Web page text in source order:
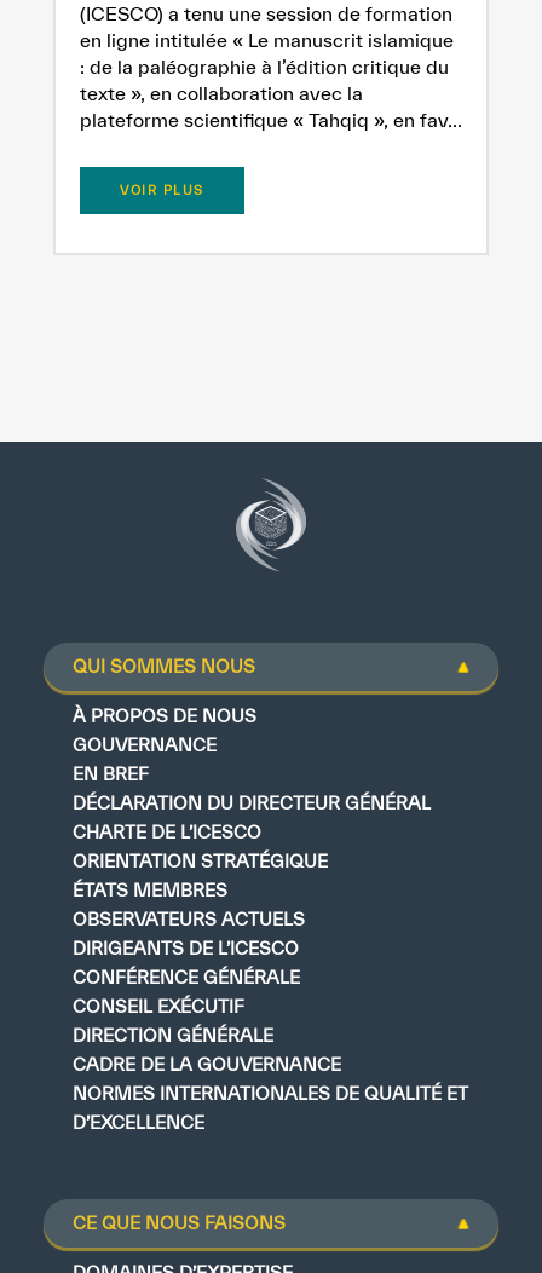
(ICESCO) a tenu une session de formation
en ligne intitulée « Le manuscrit islamique
: de la paléographie à l’édition critique du
texte », en collaboration avec la
plateforme scientifique « Tahqiq », en fav...
VOIR PLUS
QUI SOMMES NOUS
À PROPOS DE NOUS
GOUVERNANCE
EN BREF
DÉCLARATION DU DIRECTEUR GÉNÉRAL
CHARTE DE L’ICESCO
ORIENTATION STRATÉGIQUE
ÉTATS MEMBRES
OBSERVATEURS ACTUELS
DIRIGEANTS DE L’ICESCO
CONFÉRENCE GÉNÉRALE
CONSEIL EXÉCUTIF
DIRECTION GÉNÉRALE
CADRE DE LA GOUVERNANCE
NORMES INTERNATIONALES DE QUALITÉ ET
D’EXCELLENCE
CE QUE NOUS FAISONS